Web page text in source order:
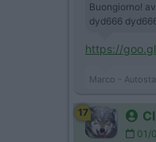
Buongiorno!
dyd666
https://
Marco -
17
01/